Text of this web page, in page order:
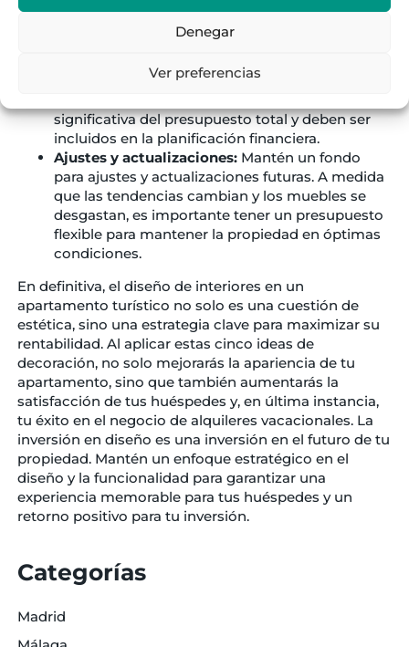
Denegar
Ver preferencias
reemplazo a largo plazo.
Cálculo de costes adicionales:
el transporte, la instalación y el mantenimiento.
significativa del presupuesto total y deben ser
incluidos en la planificación financiera.
Ajustes y actualizaciones:Mantén un fondo
para ajustes y actualizaciones futuras. A medida
que las tendencias cambian y los muebles se
desgastan, es importante tener un presupuesto
flexible para mantener la propiedad en óptimas
condiciones.
En definitiva, el diseño de interiores en un
apartamento turístico no solo es una cuestión de
estética, sino una estrategia clave para maximizar su
rentabilidad. Al aplicar estas cinco ideas de
decoración, no solo mejorarás la apariencia de tu
apartamento, sino que también aumentarás la
satisfacción de tus huéspedes y, en última instancia,
tu éxito en el negocio de alquileres vacacionales. La
inversión en diseño es una inversión en el futuro de tu
propiedad. Mantén un enfoque estratégico en el
diseño y la funcionalidad para garantizar una
experiencia memorable para tus huéspedes y un
retorno positivo para tu inversión.
Categorías
Madrid